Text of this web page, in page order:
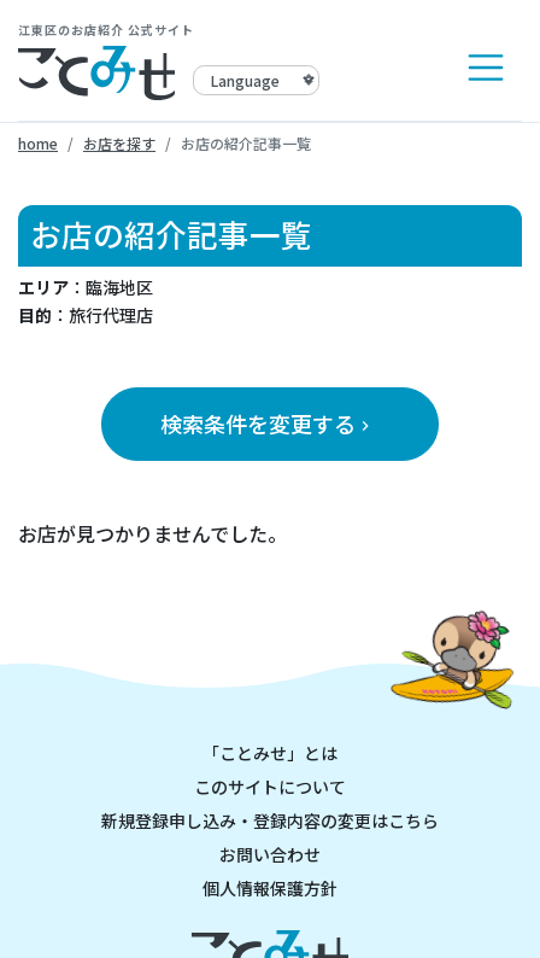
江東区のお店紹介 公式サイト
home お店を探す お店の紹介記事一覧
お店の紹介記事一覧
エリア ：臨海地区
目的 ：旅行代理店
検索条件を変更する keyboard_arrow_right
お店が見つかりませんでした。
「ことみせ」とは
このサイトについて
新規登録申し込み・登録内容の変更はこちら
お問い合わせ
個人情報保護方針